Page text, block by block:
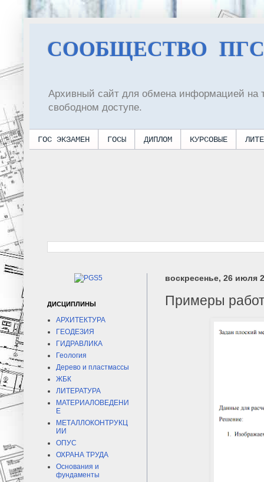
СООБЩЕСТВО ПГС
Архивный сайт для обмена информацией
свободном доступе.
ГОС ЭКЗАМЕН ГОСЫ ДИПЛОМ КУРСОВЫЕ
воскресенье, 26 июля
Примеры
ДИСЦИПЛИНЫ
АРХИТЕКТУРА
ГЕОДЕЗИЯ
ГИДРАВЛИКА
Геология
Дерево и пластмассы
ЖБК
ЛИТЕРАТУРА
МАТЕРИАЛОВЕДЕНИ
Е
МЕТАЛЛОКОНТРУКЦ
ИИ
ОПУС
ОХРАНА ТРУДА
Основания и
фундаменты